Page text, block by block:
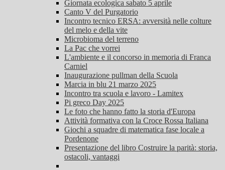
Giornata ecologica sabato 5 aprile
Canto V del Purgatorio
Incontro tecnico ERSA: avversità nelle colture
del melo e della vite
Microbioma del terreno
La Pac che vorrei
L'ambiente e il concorso in memoria di Franca
Carniel
Inaugurazione pullman della Scuola
Marcia in blu 21 marzo 2025
Incontro tra scuola e lavoro - Lamitex
Pi greco Day 2025
Le foto che hanno fatto la storia d'Europa
Attività formativa con la Croce Rossa Italiana
Giochi a squadre di matematica fase locale a
Pordenone
Presentazione del libro Costruire la parità: storia,
ostacoli, vantaggi